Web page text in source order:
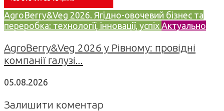
AgroBerry&Veg 2026. Ягідно-овочевий бізнес та
переробка: технології, інновації, успіх Актуально
AgroBerry&Veg 2026 у Рівному: провідні
компанії галузі...
05.08.2026
Залишити коментар